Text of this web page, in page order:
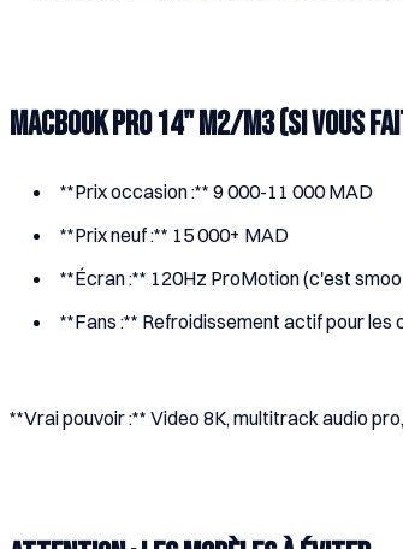
MacBook Pro 14" M2/M3 (Si vous
**Prix occasion :** 9 000-11 000 MAD
**Prix neuf :** 15 000+ MAD
**Écran :** 120Hz ProMotion (c'est
**Fans :** Refroidissement actif pour les
**Vrai pouvoir :** Video 8K, multitrack audio